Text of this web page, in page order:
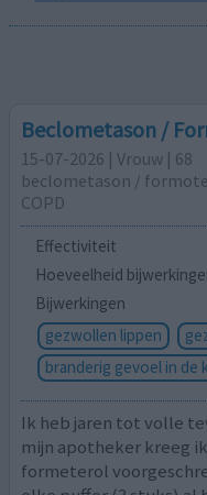
Beclometason /
15-07-2026 | Vrouw | 68
beclometason /
COPD
Effectiviteit
Hoeveelheid
Bijwerkingen
gezwollen lippen
branderig gevoel in de
Ik heb jaren tot volle
mijn apotheker kreeg
formeterol